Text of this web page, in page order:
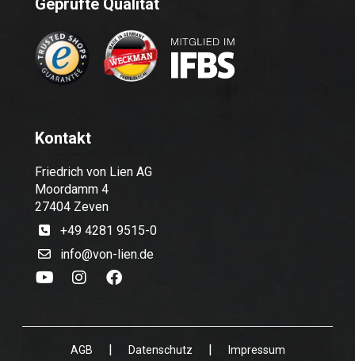
Geprüfte Qualität
Kontakt
Friedrich von Lien AG
Moordamm 4
27404 Zeven
+49 4281 9515-0
info@von-lien.de
AGB Datenschutz Impressum